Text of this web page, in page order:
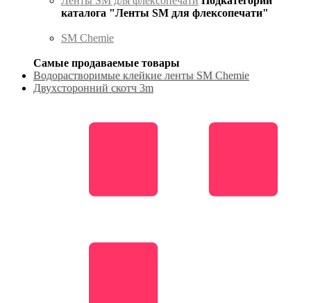
каталога "Ленты SM для флексопечати"
SM Chemie
Самые продаваемые товары
Водорастворимые клейкие ленты SM Chemie
Двухсторонний скотч 3m